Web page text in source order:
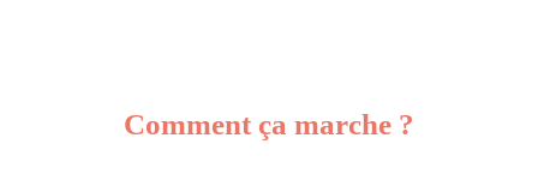
Comment ça marche ?